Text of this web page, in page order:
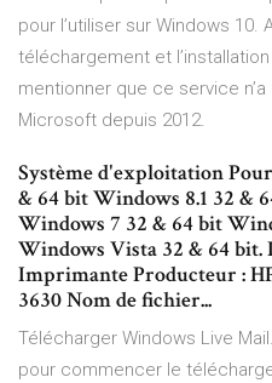
pour l’utiliser sur Windows 10.
téléchargement et
mentionner que ce service
Microsoft depuis 2012.
Système d'exploitation
& 64 bit Windows 8.1 32 &
Windows 7 32 & 64 bit
Windows Vista 32 & 64 bit.
Imprimante Producteur :
3630 Nom de fichier...
Télécharger Windows Live
pour commencer le